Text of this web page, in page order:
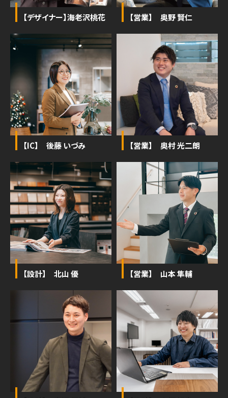
【デザイナー】海老沢桃花 【営業】 奥野 賢仁
【IC】 後藤 いづみ 【営業】 奥村 光二朗
【設計】 北山 優 【営業】 山本 隼輔